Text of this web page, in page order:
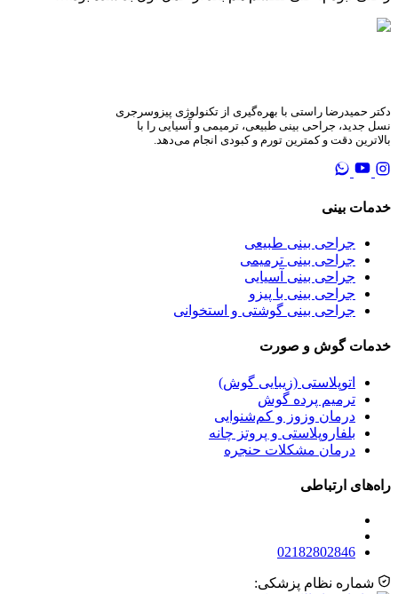
دکتر حمیدرضا راستی با بهره‌گیری از تکنولوژی پیزوسرجری
نسل جدید، جراحی بینی طبیعی، ترمیمی و آسیایی را با
بالاترین دقت و کمترین تورم و کبودی انجام می‌دهد.
خدمات بینی
جراحی بینی طبیعی
جراحی بینی ترمیمی
جراحی بینی آسیایی
جراحی بینی با پیزو
جراحی بینی گوشتی و استخوانی
خدمات گوش و صورت
اتوپلاستی (زیبایی گوش)
ترمیم پرده گوش
درمان وزوز و کم‌شنوایی
بلفاروپلاستی و پروتز چانه
درمان مشکلات حنجره
راه‌های ارتباطی
02182802846
شماره نظام پزشکی: